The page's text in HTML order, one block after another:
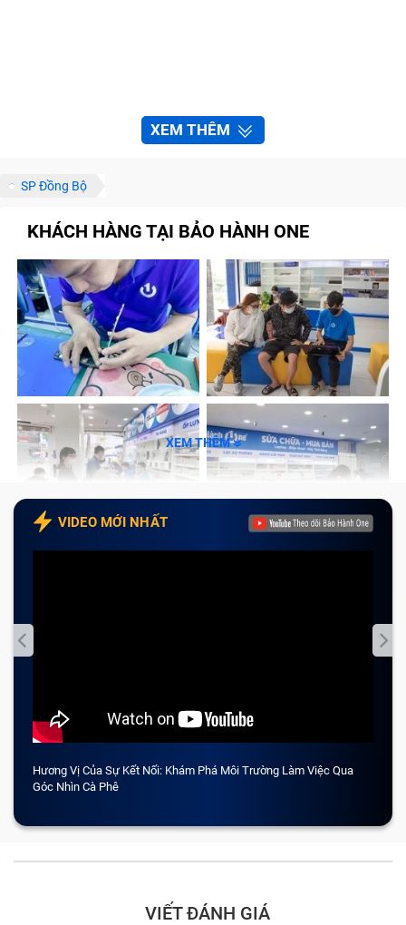
XEM THÊM
SP Đồng Bộ
KHÁCH HÀNG TẠI BẢO HÀNH ONE
XEM THÊM
VIDEO MỚI NHẤT
Hương Vị Của Sự Kết Nối: Khám Phá Môi Trường Làm Việc Qua
Góc Nhìn Cà Phê
VIẾT ĐÁNH GIÁ